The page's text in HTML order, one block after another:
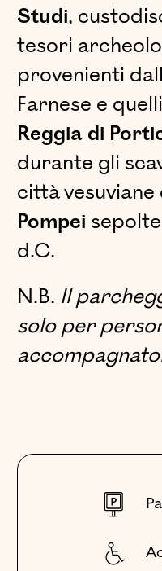
Studi,
tesori
provenienti
Farnese e
Reggia di
durante gli
città vesuviane
Pompei
d.C.
N.B. Il
solo per